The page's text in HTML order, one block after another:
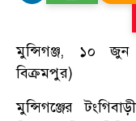
মুন্সিগঞ্জ, ১০
বিক্রমপুর)
মুন্সিগঞ্জের